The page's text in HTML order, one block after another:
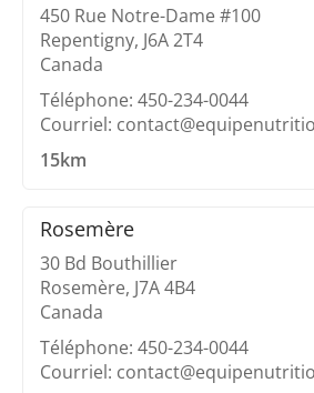
450 Rue Notre-Dame #100
Repentigny, J6A 2T4
Canada
Téléphone: 450-234-0044
Courriel:
15km
Rosemère
30 Bd Bouthillier
Rosemère, J7A 4B4
Canada
Téléphone: 450-234-0044
Courriel: